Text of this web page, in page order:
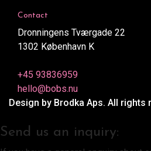
Contact
Dronningens Tværgade 22
1302 København K
+45 93836959
hello@bobs.nu
Design by Brodka Aps. All rights
Send us an inquiry: